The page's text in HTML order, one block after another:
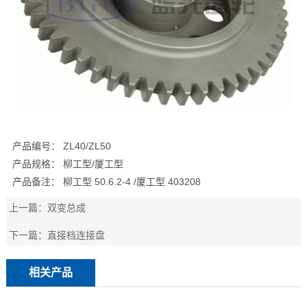
产品编号： ZL40/ZL50
产品规格： 柳工型/厦工型
产品备注： 柳工型 50.6.2-4 /厦工型 403208
上一篇： 双变总成
下一篇： 直接档连接盘
相关产品